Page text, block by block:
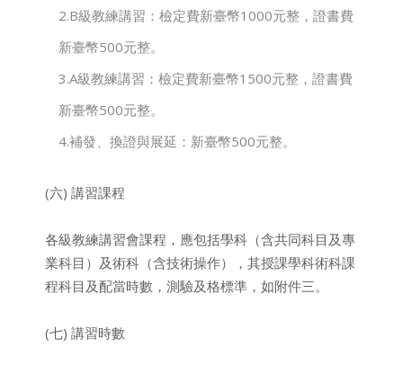
2.B級教練講習：檢定費新臺幣1000元整，證書費
新臺幣500元整。
3.A級教練講習：檢定費新臺幣1500元整，證書費
新臺幣500元整。
4.補發、換證與展延：新臺幣500元整。
(六) 講習課程
各級教練講習會課程，應包括學科（含共同科目及專
業科目）及術科（含技術操作），其授課學科術科課
程科目及配當時數，測驗及格標準，如附件三。
(七) 講習時數